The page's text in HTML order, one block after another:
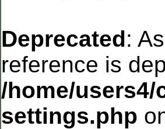
Deprecated:
reference is
/home/users4/
settings.php